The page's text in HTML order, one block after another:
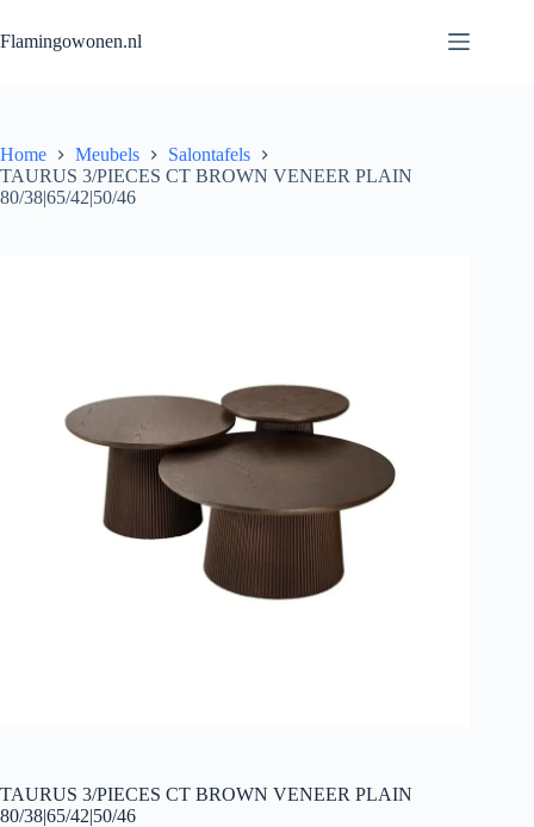
Flamingowonen.nl
Home Meubels
Salontafels
TAURUS 3/PIECES CT BROWN VENEER PLAIN
80/38|65/42|50/46
TAURUS 3/PIECES CT BROWN VENEER PLAIN
80/38|65/42|50/46